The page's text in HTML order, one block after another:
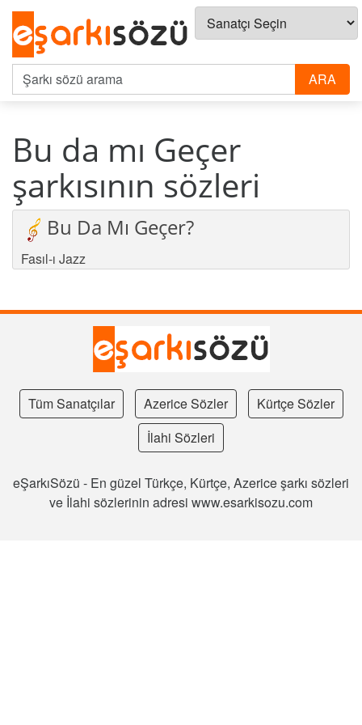
Bu da mı Geçer
şarkısının sözleri
Bu Da Mı Geçer?
Fasıl-ı Jazz
Tüm Sanatçılar Azerice Sözler
Kürtçe Sözler
İlahi Sözleri
eŞarkıSözü - En güzel Türkçe, Kürtçe, Azerice şarkı sözleri
ve İlahi sözlerinin adresi www.esarkisozu.com